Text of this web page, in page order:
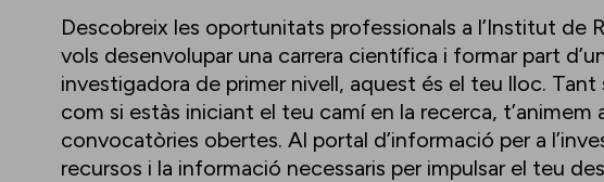
Descobreix les oportunitats professionals a l’Institut de
vols desenvolupar una carrera científica i formar part
investigadora de primer nivell, aquest és el teu lloc.
com si estàs iniciant el teu camí en la recerca, t’animem
convocatòries obertes. Al portal d’informació per a
recursos i la informació necessaris per impulsar el teu